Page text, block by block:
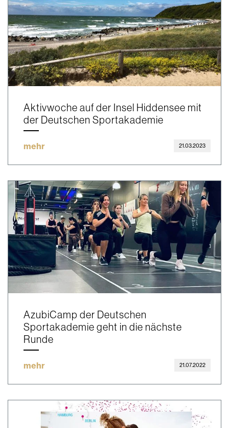
Aktivwoche auf der Insel Hiddensee mit
der Deutschen Sportakademie
mehr 21.03.2023
AzubiCamp der Deutschen
Sportakademie geht in die nächste
Runde
mehr 21.07.2022